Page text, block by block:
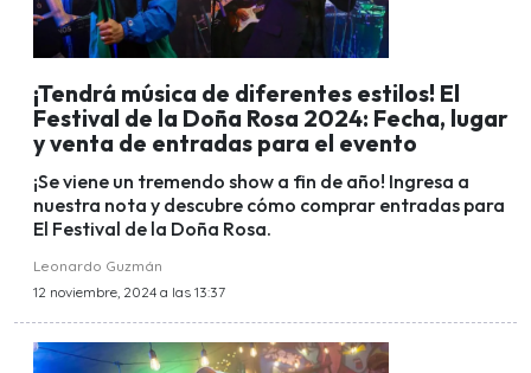
¡Tendrá música de diferentes estilos! El
Festival de la Doña Rosa 2024: Fecha, lugar
y venta de entradas para el evento
¡Se viene un tremendo show a fin de año! Ingresa a
nuestra nota y descubre cómo comprar entradas para
El Festival de la Doña Rosa.
Leonardo Guzmán
12 noviembre, 2024 a las 13:37